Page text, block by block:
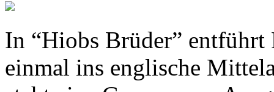
In “Hiobs Brüder” entführt
einmal ins englische